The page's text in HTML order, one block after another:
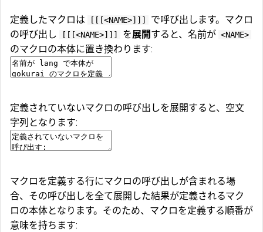
定義したマクロは [[[<NAME>]]]
で呼び出します。マクロ
の呼び出し
[[[<NAME>]]] を展開 すると、名前が <NAME>
のマクロの本体に置き換わります:
定義されていないマクロの呼び出しを展開すると、空文
字列となります:
マクロを定義する行にマクロの呼び出しが含まれる場
合、その呼び出しを全て展開した結果が定義されるマク
ロの本体となります。そのため、マクロを定義する順番が
意味を持ちます: